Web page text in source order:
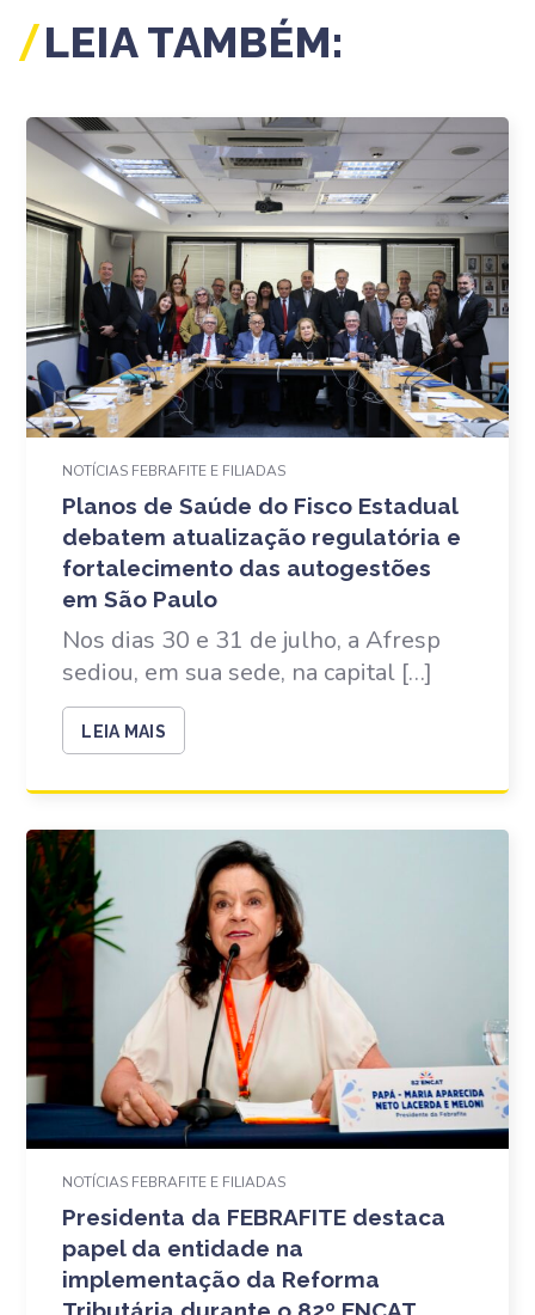
LEIA TAMBÉM:
NOTÍCIAS FEBRAFITE E FILIADAS
Planos de Saúde do Fisco Estadual
debatem atualização regulatória e
fortalecimento das autogestões
em São Paulo
Nos dias 30 e 31 de julho, a Afresp
sediou, em sua sede, na capital […]
LEIA MAIS
NOTÍCIAS FEBRAFITE E FILIADAS
Presidenta da FEBRAFITE destaca
papel da entidade na
implementação da Reforma